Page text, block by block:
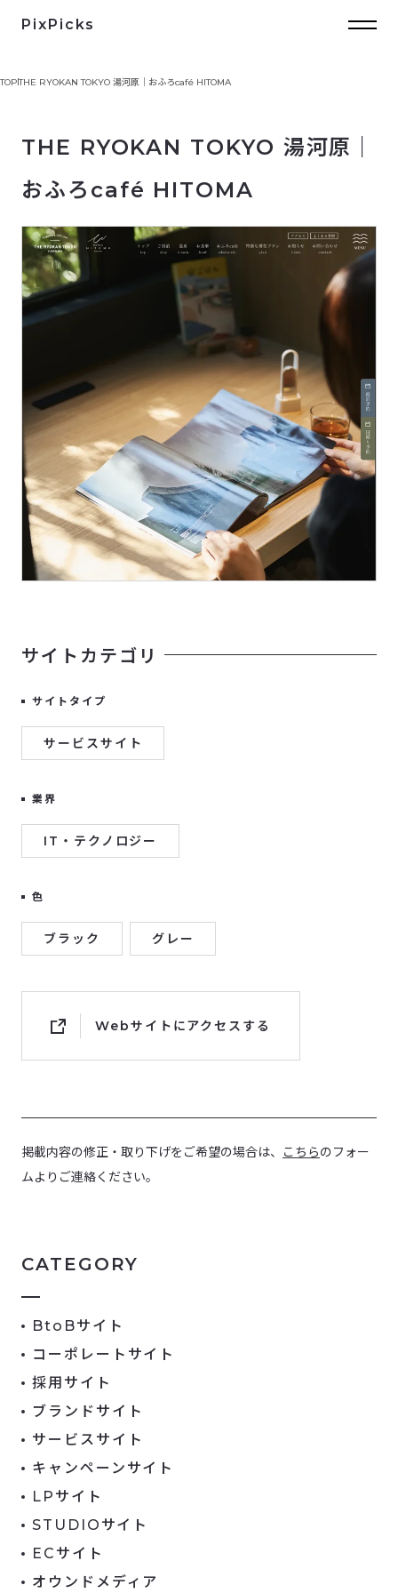
PixPicks
TOPTHE RYOKAN TOKYO 湯河原｜おふろcafé HITOMA
THE RYOKAN TOKYO 湯河原｜
おふろcafé HITOMA
サイトカテゴリ
サイトタイプ
サービスサイト
業界
IT・テクノロジー
色
ブラック グレー
Webサイトにアクセスする
掲載内容の修正・取り下げをご希望の場合は、 こちらのフォー
ムよりご連絡ください。
CATEGORY
BtoBサイト
コーポレートサイト
採用サイト
ブランドサイト
サービスサイト
キャンペーンサイト
LPサイト
STUDIOサイト
ECサイト
オウンドメディア